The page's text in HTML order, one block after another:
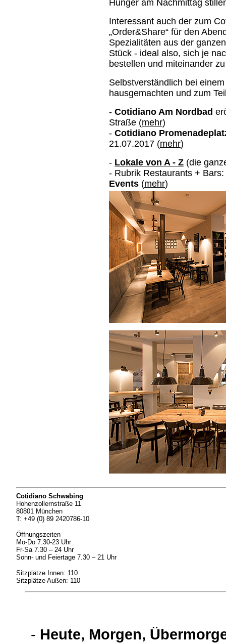
Hunger am Nachmittag
Interessant auch der zum
„Order&Share“ für den
Spezialitäten aus der
Stück - ideal also, sich je
bestellen und miteinander
Selbstverständlich bei
hausgemachten und zum
- Cotidiano Am Nordbad
Straße (mehr)
- Cotidiano
21.07.2017 (mehr)
- Lokale von A - Z (die
- Rubrik Restaurants + Bars:
Events (mehr)
Cotidiano Schwabing
Hohenzollernstraße 11
80801 München
T: +49 (0) 89 2420786-10
Öffnungszeiten
Mo-Do 7.30-23 Uhr
Fr-Sa 7.30 – 24 Uhr
Sonn- und Feiertage 7.30 – 21 Uhr
Sitzplätze Innen: 110
Sitzplätze Außen: 110
- Heute, Morgen,